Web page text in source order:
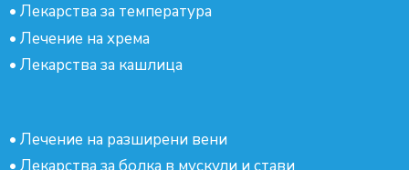
• Лекарства за температура
• Лечение на хрема
• Лекарства за кашлица
• Лечение на разширени вени